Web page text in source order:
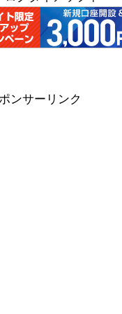
ンサーリンク